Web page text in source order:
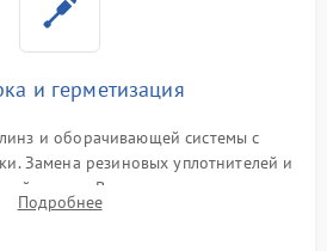
и герметизация
и оборачивающей системы с
Замена резиновых уплотнителей и
смазки. Вакуумирование корпуса
азотом или аргоном для
Подробнее